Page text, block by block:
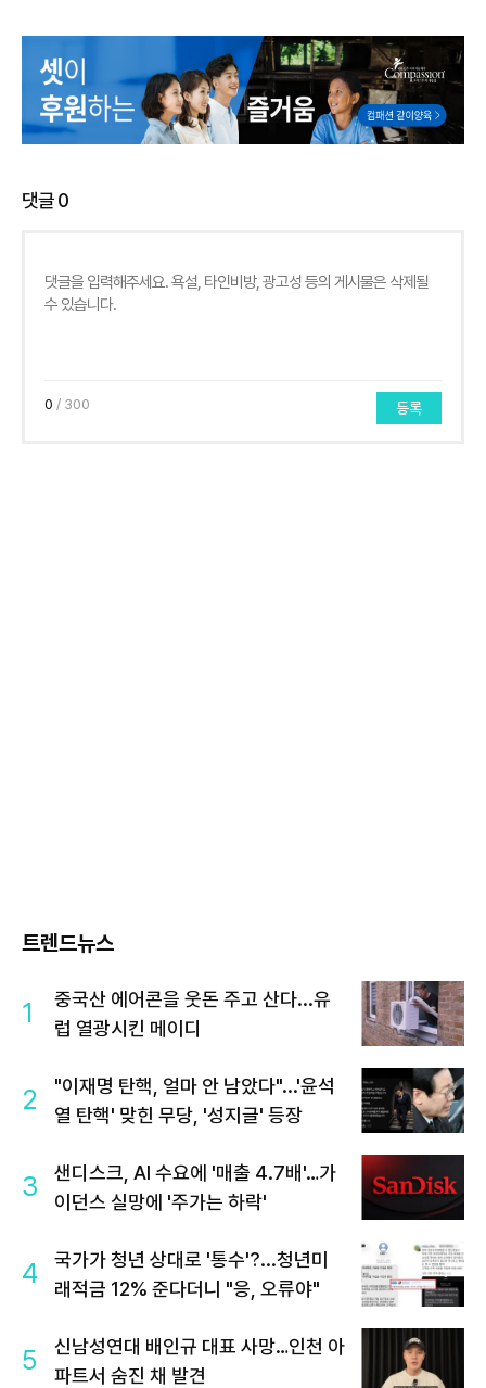
댓글0
0 / 300 등록
트렌드뉴스
1
중국산 에어콘을 웃돈 주고 산다...유
럽 열광시킨 메이디
2
"이재명 탄핵, 얼마 안 남았다"...'윤석
열 탄핵' 맞힌 무당, '성지글' 등장
3
샌디스크, AI 수요에 '매출 4.7배'…가
이던스 실망에 '주가는 하락'
4
국가가 청년 상대로 '통수'?...청년미
래적금 12% 준다더니 "응, 오류야"
5
신남성연대 배인규 대표 사망…인천 아
파트서 숨진 채 발견